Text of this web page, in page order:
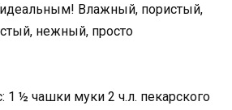
идеальным! Влажный, пористый,
нежный, просто
1 ½ чашки муки 2 ч.л. пекарского